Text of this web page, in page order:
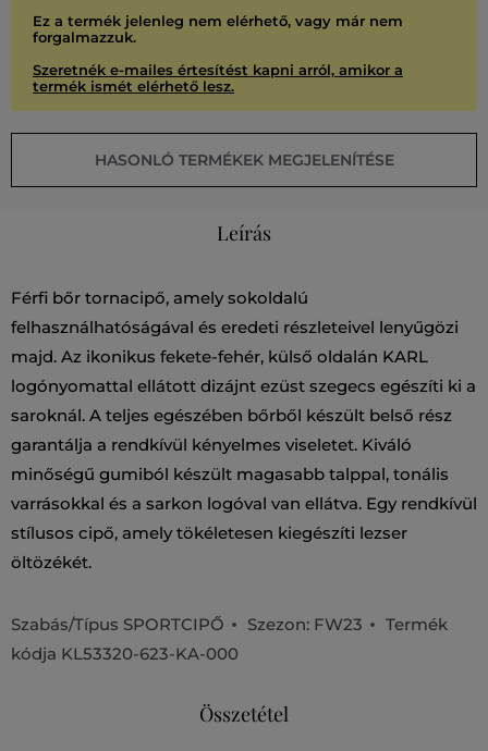
Ez a termék jelenleg nem elérhető, vagy már nem
forgalmazzuk.
Szeretnék e-mailes értesítést kapni arról, amikor a
termék ismét elérhető lesz.
HASONLÓ TERMÉKEK MEGJELENÍTÉSE
Leírás
Férfi bőr tornacipő, amely sokoldalú
felhasználhatóságával és eredeti részleteivel lenyűgözi
majd. Az ikonikus fekete-fehér, külső oldalán KARL
logónyomattal ellátott dizájnt ezüst szegecs egészíti ki a
saroknál. A teljes egészében bőrből készült belső rész
garantálja a rendkívül kényelmes viseletet. Kiváló
minőségű gumiból készült magasabb talppal, tonális
varrásokkal és a sarkon logóval van ellátva. Egy rendkívül
stílusos cipő, amely tökéletesen kiegészíti lezser
öltözékét.
Szabás/Típus SPORTCIPŐ Szezon: FW23
Termék
kódja KL53320-623-KA-000
Összetétel